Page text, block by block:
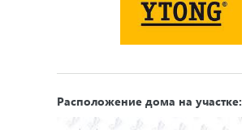
Расположение дома на участке: